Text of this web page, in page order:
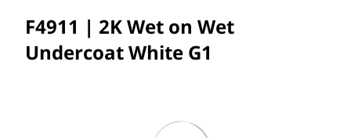
F4911 | 2K Wet on Wet
Undercoat White G1